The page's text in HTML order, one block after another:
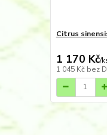
Citrus
1 170 Kč/
1 045 Kč bez